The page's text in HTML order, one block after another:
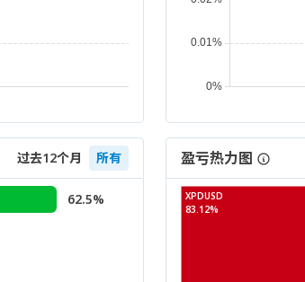
过去12个月 所有
62.5%
盈亏热力图
XPDUSD
83.12%